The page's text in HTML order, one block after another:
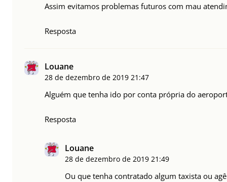
Assim evitamos problemas futuros com mau
Resposta
Louane
28 de dezembro de 2019 21:47
Alguém que tenha ido por conta própria do
Resposta
Louane
28 de dezembro de 2019 21:49
Ou que tenha contratado algum taxista ou